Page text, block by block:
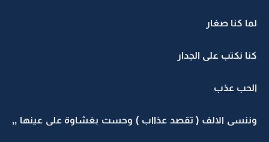
لما كنا صغار
كنا نكتب على الجدار
الحب عذب
وننسى الالف ( تقصد عذااب ) وحست بغشاوة على عينها ,,